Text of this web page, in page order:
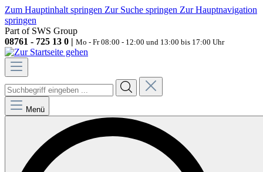
Zum Hauptinhalt springen Zur Suche springen Zur Hauptnavigation
springen
Part of SWS Group
08761 - 725 13 0 | Mo - Fr 08:00 - 12:00 und 13:00 bis 17:00 Uhr
Menü